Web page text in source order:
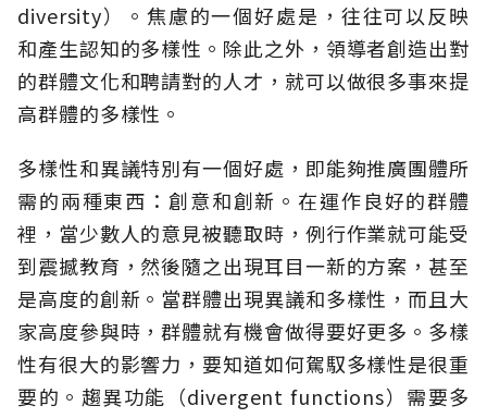
diversity）。焦慮的一個好處是，往往可以反映
和產生認知的多樣性。除此之外，領導者創造出對
的群體文化和聘請對的人才，就可以做很多事來提
高群體的多樣性。
多樣性和異議特別有一個好處，即能夠推廣團體所
需的兩種東西：創意和創新。在運作良好的群體
裡，當少數人的意見被聽取時，例行作業就可能受
到震撼教育，然後隨之出現耳目一新的方案，甚至
是高度的創新。當群體出現異議和多樣性，而且大
家高度參與時，群體就有機會做得要好更多。多樣
性有很大的影響力，要知道如何駕馭多樣性是很重
要的。趨異功能（divergent functions）需要多